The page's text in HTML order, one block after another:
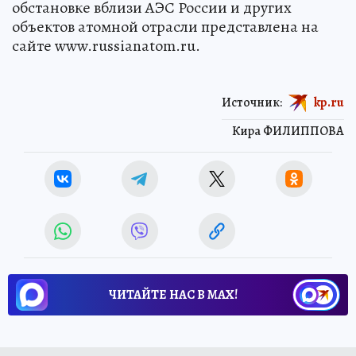
обстановке вблизи АЭС России и других
объектов атомной отрасли представлена на
сайте www.russianatom.ru.
Кира ФИЛИППОВА
Источник: kp.ru
ЧИТАЙТЕ НАС В МАХ!